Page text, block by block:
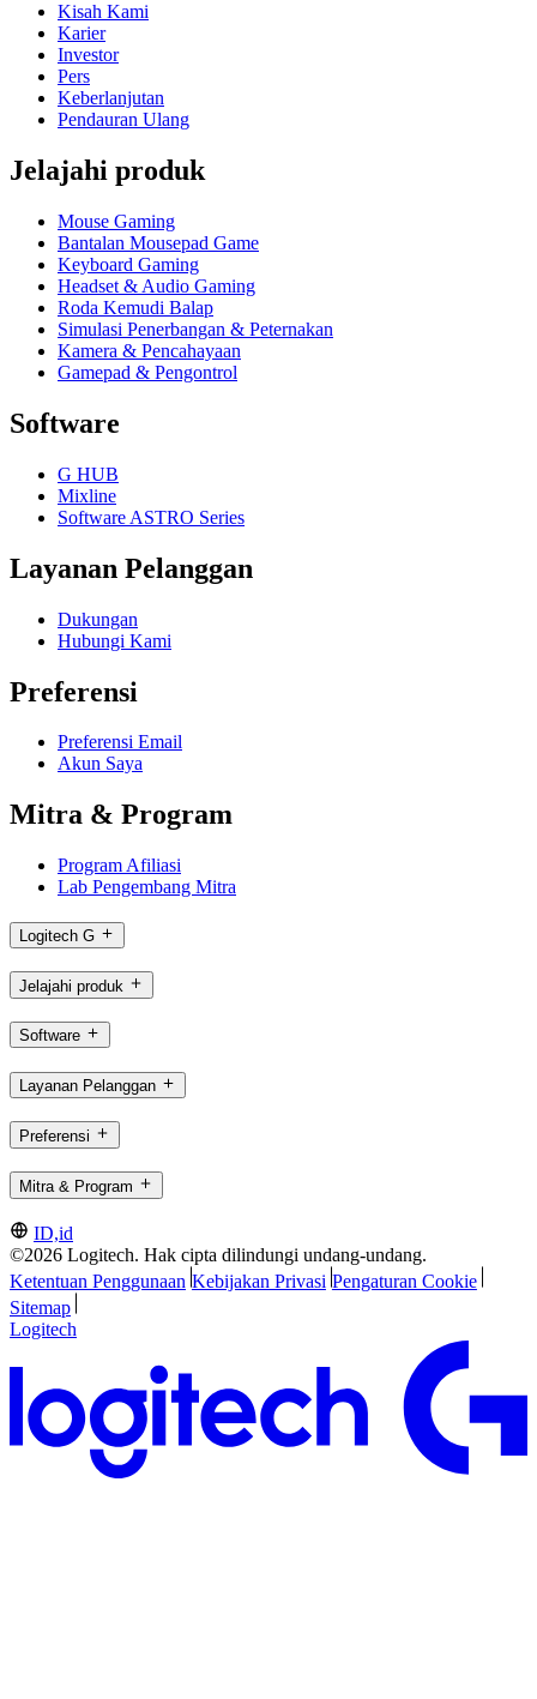
Kisah Kami
Karier
Investor
Pers
Keberlanjutan
Pendauran Ulang
Jelajahi produk
Mouse Gaming
Bantalan Mousepad Game
Keyboard Gaming
Headset & Audio Gaming
Roda Kemudi Balap
Simulasi Penerbangan & Peternakan
Kamera & Pencahayaan
Gamepad & Pengontrol
Software
G HUB
Mixline
Software ASTRO Series
Layanan Pelanggan
Dukungan
Hubungi Kami
Preferensi
Preferensi Email
Akun Saya
Mitra & Program
Program Afiliasi
Lab Pengembang Mitra
Logitech G
Jelajahi produk
Software
Layanan Pelanggan
Preferensi
Mitra & Program
ID,id
©2026 Logitech. Hak cipta dilindungi undang-undang.
Ketentuan Penggunaan Kebijakan Privasi Pengaturan Cookie
Sitemap
Logitech